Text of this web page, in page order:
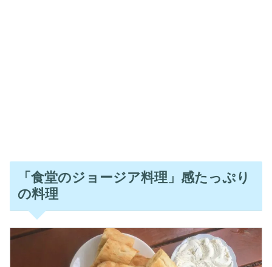
「食堂のジョージア料理」感たっぷり
の料理